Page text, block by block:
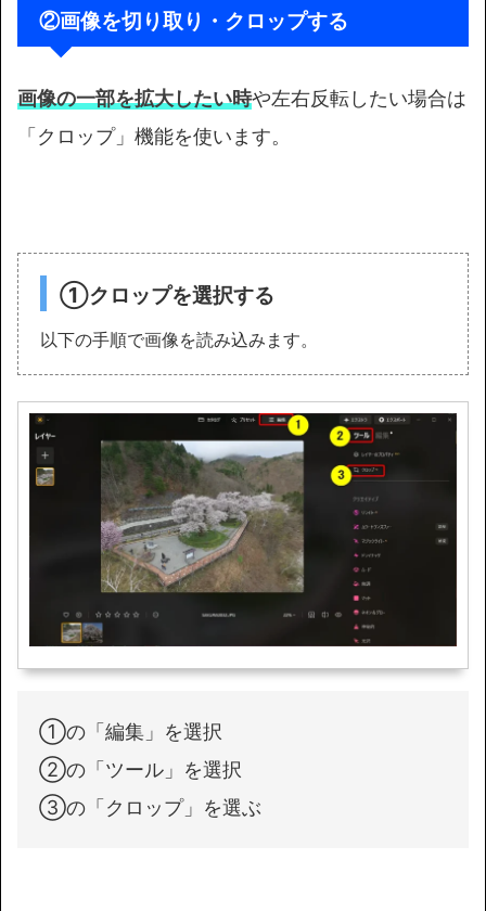
②画像を切り取り・クロップする
画像の一部を拡大したい時や左右反転したい場合は
「クロップ」機能を使います。
①クロップを選択する
以下の手順で画像を読み込みます。
①の「編集」を選択
②の「ツール」を選択
③の「クロップ」を選ぶ